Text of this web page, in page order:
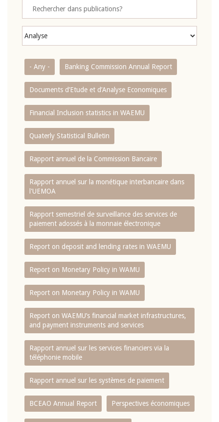
- Any - Banking Commission Annual Report
Documents d’Etude et d’Analyse Economiques
Financial Inclusion statistics in WAEMU
Quaterly Statistical Bulletin
Rapport annuel de la Commission Bancaire
Rapport annuel sur la monétique interbancaire dans
l'UEMOA
Rapport semestriel de surveillance des services de
paiement adossés à la monnaie électronique
Report on deposit and lending rates in WAEMU
Report on Monetary Policy in WAMU
Report on Monetary Policy in WAMU
Report on WAEMU’s financial market infrastructures,
and payment instruments and services
Rapport annuel sur les services financiers via la
téléphonie mobile
Rapport annuel sur les systèmes de paiement
BCEAO Annual Report Perspectives économiques